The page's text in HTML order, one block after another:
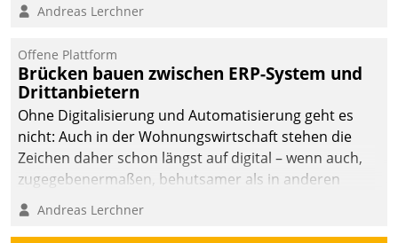
Andreas Lerchner
Offene Plattform
Brücken bauen zwischen ERP-System und
Drittanbietern
Ohne Digitalisierung und Automatisierung geht es
nicht: Auch in der Wohnungswirtschaft stehen die
Zeichen daher schon längst auf digital – wenn auch,
zugegebenermaßen, behutsamer als in anderen
Branchen.
Andreas Lerchner